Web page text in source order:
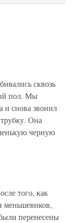
сквозь
пол. Мы
и снова звонил
Она
черную
того, как
меньшевиков,
перенесены